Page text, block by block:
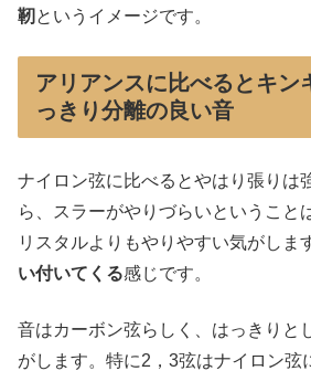
靭 というイメージです。
アリアンスに比べるとキン
っきり分離の良い音
ナイロン弦に比べるとやはり張りは
ら、スラーがやりづらいということ
リスタルよりもやりやすい気がしま
い付いてくる感じです。
音はカーボン弦らしく、はっきりと
がします。特に2，3弦はナイロン弦